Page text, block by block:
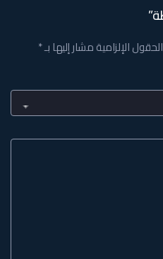
الحقول الإلزامية مشار إليها بـ*